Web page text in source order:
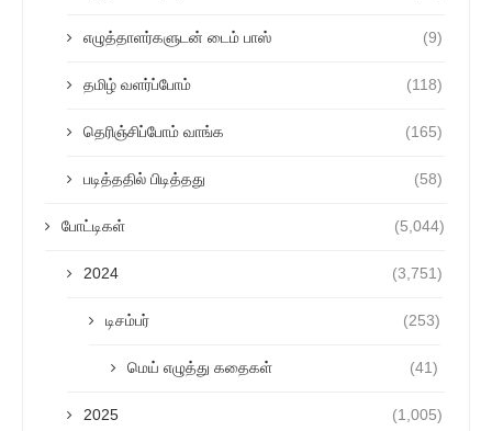
எழுத்தாளர்களுடன் டைம் பாஸ் (9)
தமிழ் வளர்ப்போம் (118)
தெரிஞ்சிப்போம் வாங்க (165)
படித்ததில் பிடித்தது (58)
போட்டிகள் (5,044)
2024 (3,751)
டிசம்பர் (253)
மெய் எழுத்து கதைகள் (41)
2025 (1,005)